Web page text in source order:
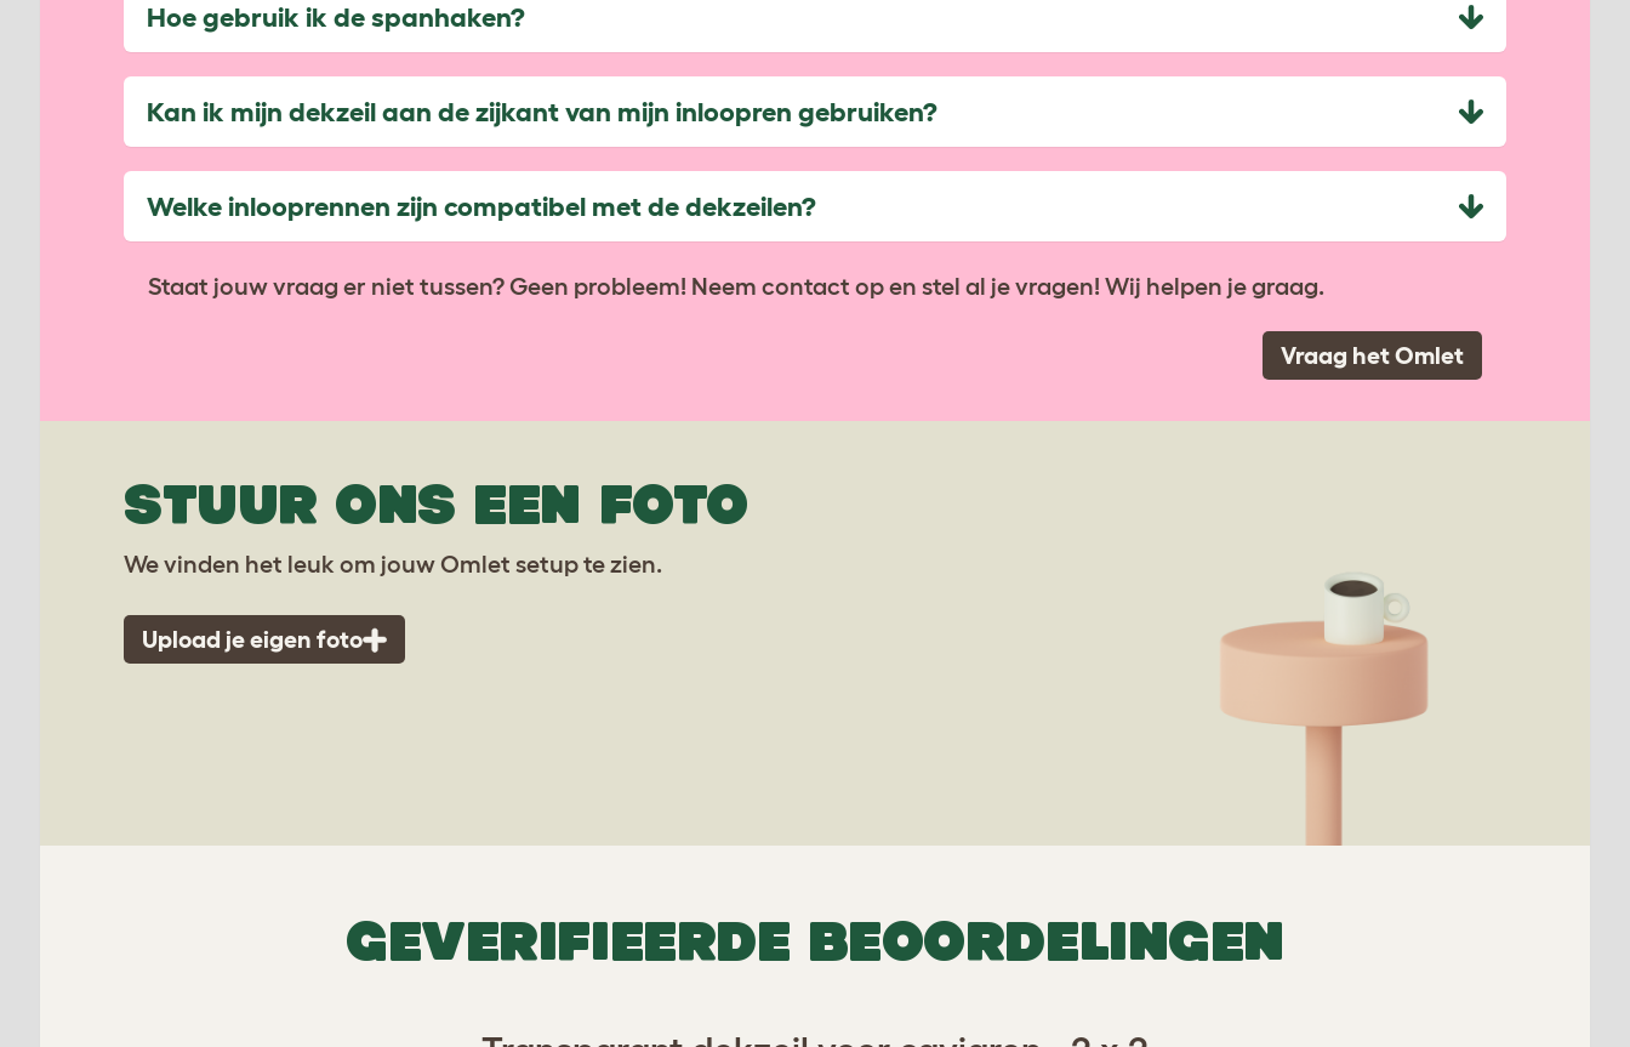
Hoe gebruik ik de spanhaken?
Kan ik mijn dekzeil aan de zijkant van mijn inloopren gebruiken?
Welke inlooprennen zijn compatibel met de dekzeilen?
Staat jouw vraag er niet tussen? Geen probleem! Neem contact op en stel al je vragen! Wij helpen je graag.
Vraag het Omlet
STUUR ONS EEN FOTO
We vinden het leuk om jouw Omlet setup te zien.
Upload je eigen foto
GEVERIFIEERDE BEOORDELINGEN